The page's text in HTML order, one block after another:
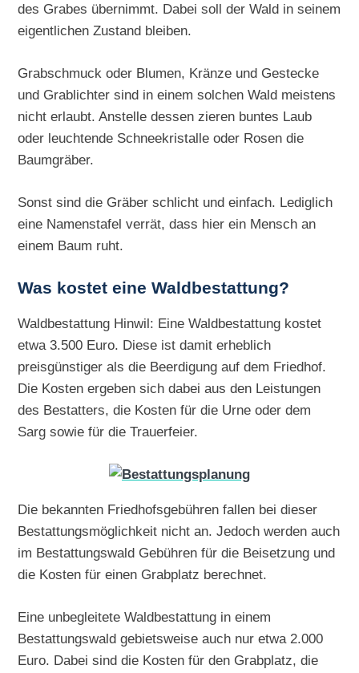
des Grabes übernimmt. Dabei soll der Wald in seinem
eigentlichen Zustand bleiben.
Grabschmuck oder Blumen, Kränze und Gestecke
und Grablichter sind in einem solchen Wald meistens
nicht erlaubt. Anstelle dessen zieren buntes Laub
oder leuchtende Schneekristalle oder Rosen die
Baumgräber.
Sonst sind die Gräber schlicht und einfach. Lediglich
eine Namenstafel verrät, dass hier ein Mensch an
einem Baum ruht.
Was kostet eine Waldbestattung?
Waldbestattung Hinwil: Eine Waldbestattung kostet
etwa 3.500 Euro. Diese ist damit erheblich
preisgünstiger als die Beerdigung auf dem Friedhof.
Die Kosten ergeben sich dabei aus den Leistungen
des Bestatters, die Kosten für die Urne oder dem
Sarg sowie für die Trauerfeier.
Die bekannten Friedhofsgebühren fallen bei dieser
Bestattungsmöglichkeit nicht an. Jedoch werden auch
im Bestattungswald Gebühren für die Beisetzung und
die Kosten für einen Grabplatz berechnet.
Eine unbegleitete Waldbestattung in einem
Bestattungswald gebietsweise auch nur etwa 2.000
Euro. Dabei sind die Kosten für den Grabplatz, die